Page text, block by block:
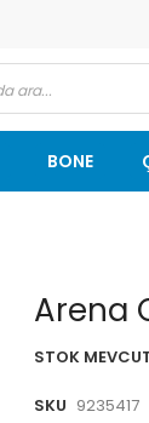
BONE
Arena
STOK
SKU 9235417
Resim
galerisinin
başlangıcına